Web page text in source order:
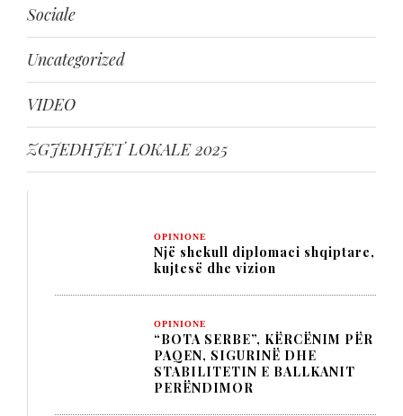
Sociale
Uncategorized
VIDEO
ZGJEDHJET LOKALE 2025
OPINIONE
Një shekull diplomaci shqiptare,
kujtesë dhe vizion
OPINIONE
“BOTA SERBE”, KËRCËNIM PËR
PAQEN, SIGURINË DHE
STABILITETIN E BALLKANIT
PERËNDIMOR